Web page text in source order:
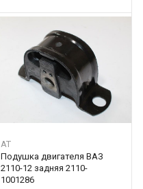
AT
Подушка двигателя ВАЗ
2110-12 задняя 2110-
1001286